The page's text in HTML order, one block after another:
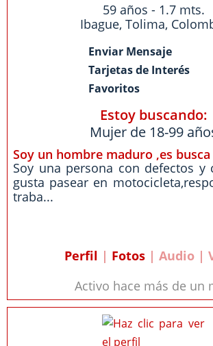
59 años - 1.7 mts.
Ibague, Tolima,
Enviar Mensaje
Tarjetas de Interés
Favoritos
Estoy buscando:
Mujer de 18-99
Soy un hombre maduro ,es
Soy una persona con defectos y
gusta pasear en
traba...
Perfil | Fotos| Audio |
Activo hace más de un